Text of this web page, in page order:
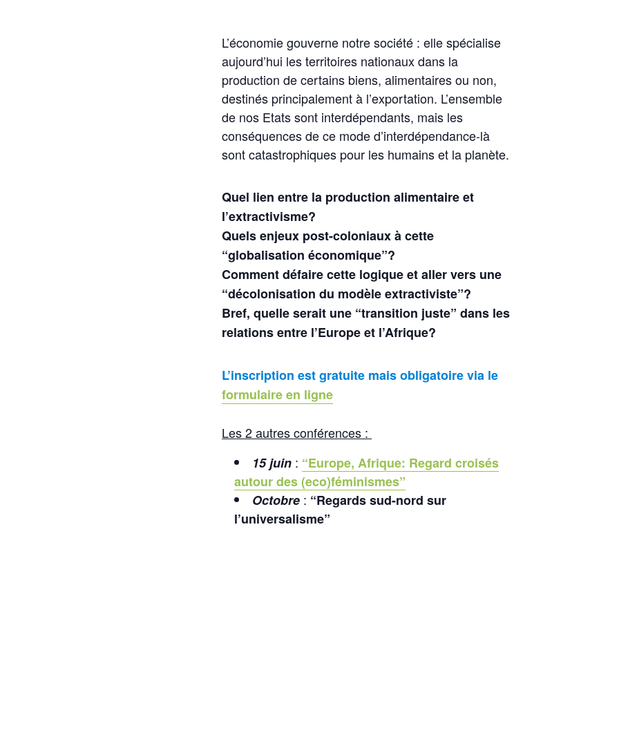
L’économie gouverne notre société : elle spécialise
aujourd’hui les territoires nationaux dans la
production de certains biens, alimentaires ou non,
destinés principalement à l’exportation. L’ensemble
de nos Etats sont interdépendants, mais les
conséquences de ce mode d’interdépendance-là
sont catastrophiques pour les humains et la planète.
Quel lien entre la production alimentaire et
l’extractivisme?
Quels enjeux post-coloniaux à cette
“globalisation économique”?
Comment défaire cette logique et aller vers une
“décolonisation du modèle extractiviste”?
Bref, quelle serait une “transition juste” dans les
relations entre l’Europe et l’Afrique?
L’inscription est gratuite mais obligatoire via le
formulaire en ligne
Les 2 autres conférences :
15 juin : “Europe, Afrique: Regard croisés
autour des (eco)féminismes”
Octobre : “Regards sud-nord sur
l’universalisme”